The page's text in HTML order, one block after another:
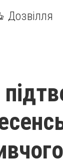
Дозвілля